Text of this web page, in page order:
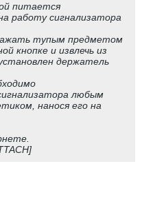
питается
работу сигнализатора
тупым предметом
кнопке и извлечь из
держатель
любым
нанося его на